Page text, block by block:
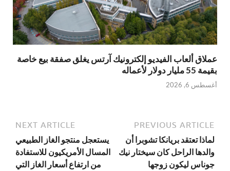
عملاق ألعاب الفيديو إلكترونيك آرتس يغلق صفقة بيع خاصة
بقيمة 55 مليار دولار لأعماله
أغسطس 6, 2026
PREVIOUS ARTICLE
لماذا تعتقد بريانكا تشوبرا أن
والدها الراحل كان سيختار نيك
جوناس ليكون زوجها
NEXT ARTICLE
يستعجل منتجو الغاز الطبيعي
المسال الأمريكيون للاستفادة
من ارتفاع أسعار الغاز التي